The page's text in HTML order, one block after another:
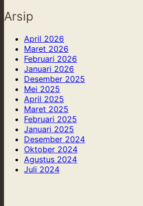
Kayu
yang
Memukau
Fungsional,
dan
Penuh
Cahaya
Arsip
April 2026
Maret 2026
Februari 2026
Januari 2026
Desember 2025
Mei 2025
April 2025
Maret 2025
Februari 2025
Januari 2025
Desember 2024
Oktober 2024
Agustus 2024
Juli 2024